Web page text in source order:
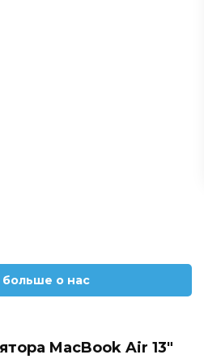
больше о нас
MacBook Air 13″